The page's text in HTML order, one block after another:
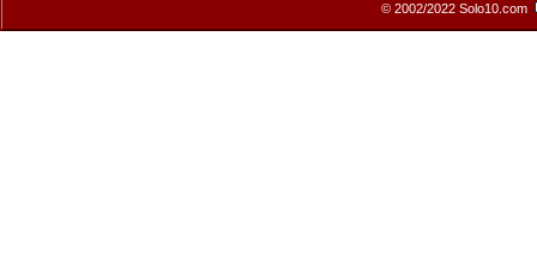
© 2002/2022 Solo10.com